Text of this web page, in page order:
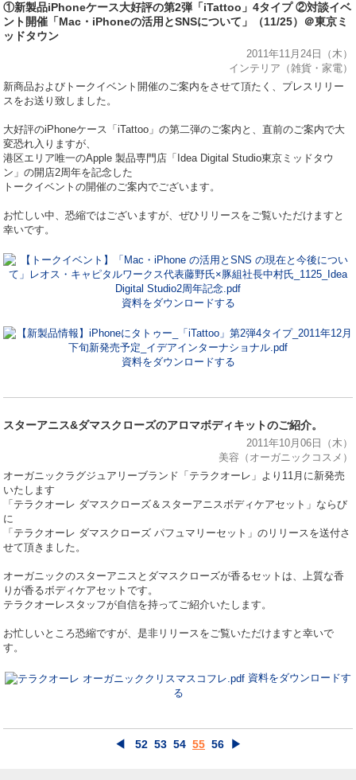
①新製品iPhoneケース大好評の第2弾「iTattoo」4タイプ ②対談イベ
ント開催「Mac・iPhoneの活用とSNSについて」（11/25）＠東京ミ
ッドタウン
2011年11月24日（木）
インテリア（雑貨・家電）
新商品およびトークイベント開催のご案内をさせて頂たく、プレスリリー
スをお送り致しました。
大好評のiPhoneケース「iTattoo」の第二弾のご案内と、直前のご案内で大
変恐れ入りますが、
港区エリア唯一のApple 製品専門店「Idea Digital Studio東京ミッドタウ
ン」の開店2周年を記念した
トークイベントの開催のご案内でございます。
お忙しい中、恐縮ではございますが、ぜひリリースをご覧いただけますと
幸いです。
資料をダウンロードする
資料をダウンロードする
スターアニス&ダマスクローズのアロマボディキットのご紹介。
2011年10月06日（木）
美容（オーガニックコスメ）
オーガニックラグジュアリーブランド「テラクオーレ」より11月に新発売
いたします
「テラクオーレ ダマスクローズ＆スターアニスボディケアセット」ならび
に
「テラクオーレ ダマスクローズ パフュマリーセット」のリリースを送付さ
せて頂きました。
オーガニックのスターアニスとダマスクローズが香るセットは、上質な香
りが香るボディケアセットです。
テラクオーレスタッフが自信を持ってご紹介いたします。
お忙しいところ恐縮ですが、是非リリースをご覧いただけますと幸いで
す。
資料をダウンロードす
る
◀ 52 53 54 55 56 ▶